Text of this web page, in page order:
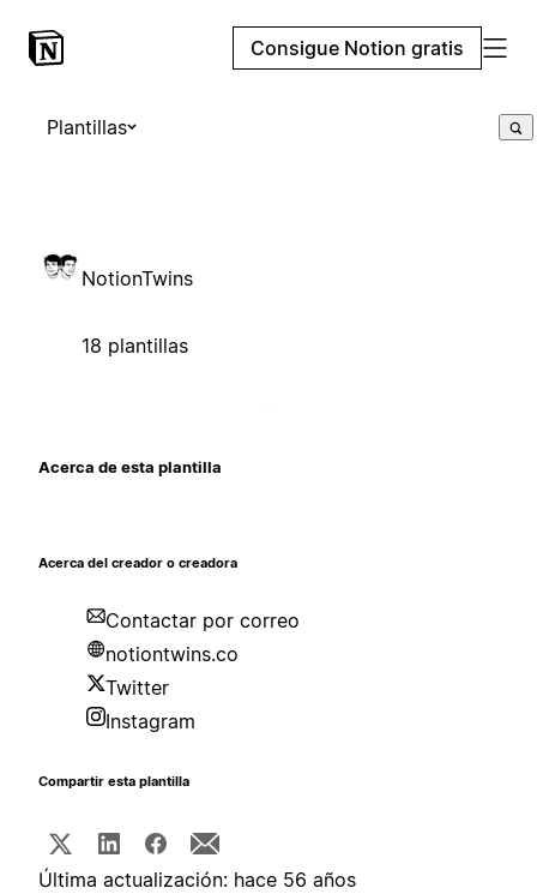
Consigue Notion gratis
Plantillas
NotionTwins
18 plantillas
Acerca de esta plantilla
Acerca del creador o creadora
Contactar por correo
notiontwins.co
Twitter
Instagram
Compartir esta plantilla
Última actualización: hace 56 años